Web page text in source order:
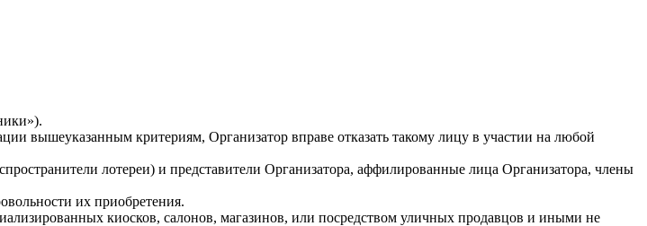
вышеуказанным критериям, Организатор вправе отказать такому лицу в участии на любой
лотереи) и представители Организатора, аффилированные лица Организатора, члены
их приобретения.
киосков, салонов, магазинов, или посредством уличных продавцов и иными не